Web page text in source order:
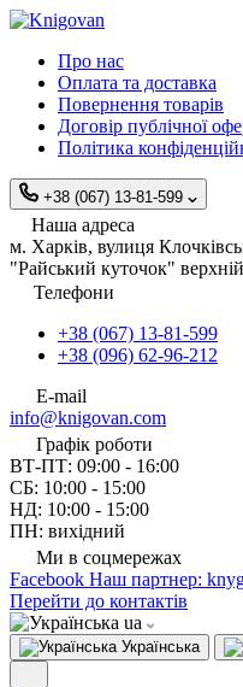
Про нас
Оплата та доставка
Повернення товарів
Договір публічної
Політика
+38 (067) 13-81-599
Наша адреса
м. Харків, вулиця
"Райський куточок"
Телефони
+38 (067) 13-81-599
+38 (096) 62-96-212
E-mail
info@knigovan.com
Графік роботи
ВТ-ПТ: 09:00 - 16:00
СБ: 10:00 - 15:00
НД: 10:00 - 15:00
ПН: вихідний
Ми в соцмережах
Facebook Наш партнер:
Перейти до контактів
ua
Українська